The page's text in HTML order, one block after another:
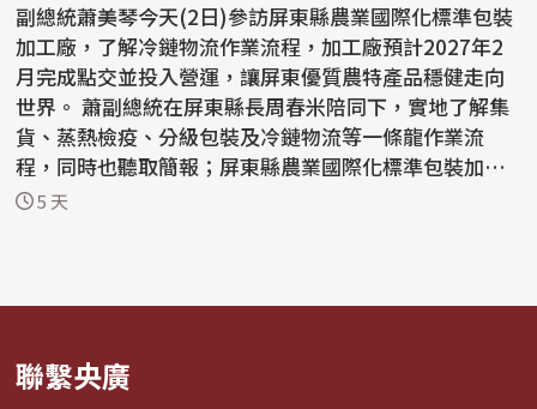
副總統蕭美琴今天(2日)參訪屏東縣農業國際化標準包裝
加工廠，了解冷鏈物流作業流程，加工廠預計2027年2
月完成點交並投入營運，讓屏東優質農特產品穩健走向
世界。 蕭副總統在屏東縣長周春米陪同下，實地了解集
貨、蒸熱檢疫、分級包裝及冷鏈物流等一條龍作業流
程，同時也聽取簡報；屏東縣農業國際化標準包裝加工
廠斥資新...
5 天
聯繫央廣